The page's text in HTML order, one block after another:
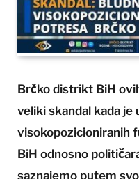
Brčko distrikt BiH
veliki skandal kada je
visokopozicioniranih
BiH odnosno
saznajemo putem